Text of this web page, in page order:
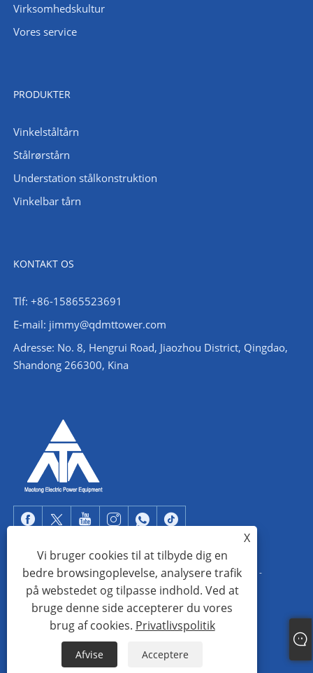
Virksomhedskultur
Vores service
PRODUKTER
Vinkelståltårn
Stålrørstårn
Understation stålkonstruktion
Vinkelbar tårn
KONTAKT OS
Tlf: +86-15865523691
E-mail: jimmy@qdmttower.com
Adresse: No. 8, Hengrui Road, Jiaozhou District, Qingdao,
Shandong 266300, Kina
Copyright © 2022 Qingdao Maotong Power Equipment Co., Ltd. -
Vinkelståltårn, understation stålkonstruktion, stålrørstårn - Alle
rettigheder forbeholdes.
Sitemap XML Privatlivspolitik
X
Vi bruger cookies til at tilbyde dig en
bedre browsingoplevelse, analysere trafik
på webstedet og tilpasse indhold. Ved at
bruge denne side accepterer du vores
brug af cookies. Privatlivspolitik
Afvise Acceptere